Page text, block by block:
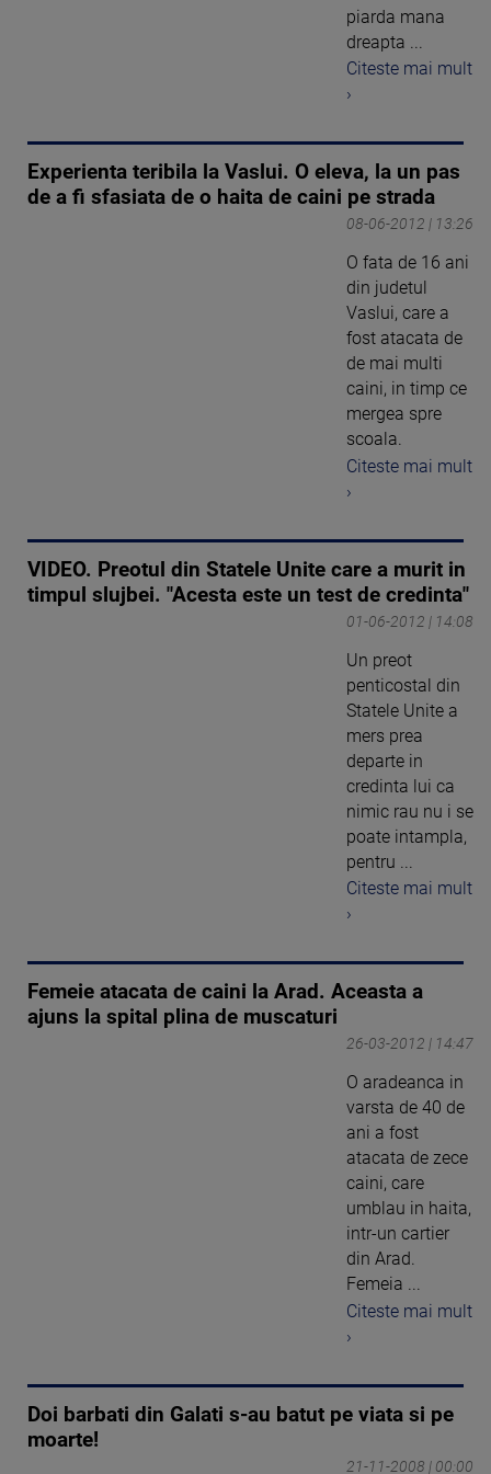
piarda mana
dreapta ...
Citeste mai mult
›
Experienta teribila la Vaslui. O eleva, la un pas
de a fi sfasiata de o haita de caini pe strada
08-06-2012 | 13:26
O fata de 16 ani
din judetul
Vaslui, care a
fost atacata de
de mai multi
caini, in timp ce
mergea spre
scoala.
Citeste mai mult
›
VIDEO. Preotul din Statele Unite care a murit in
timpul slujbei. "Acesta este un test de credinta"
01-06-2012 | 14:08
Un preot
penticostal din
Statele Unite a
mers prea
departe in
credinta lui ca
nimic rau nu i se
poate intampla,
pentru ...
Citeste mai mult
›
Femeie atacata de caini la Arad. Aceasta a
ajuns la spital plina de muscaturi
26-03-2012 | 14:47
O aradeanca in
varsta de 40 de
ani a fost
atacata de zece
caini, care
umblau in haita,
intr-un cartier
din Arad.
Femeia ...
Citeste mai mult
›
Doi barbati din Galati s-au batut pe viata si pe
moarte!
21-11-2008 | 00:00